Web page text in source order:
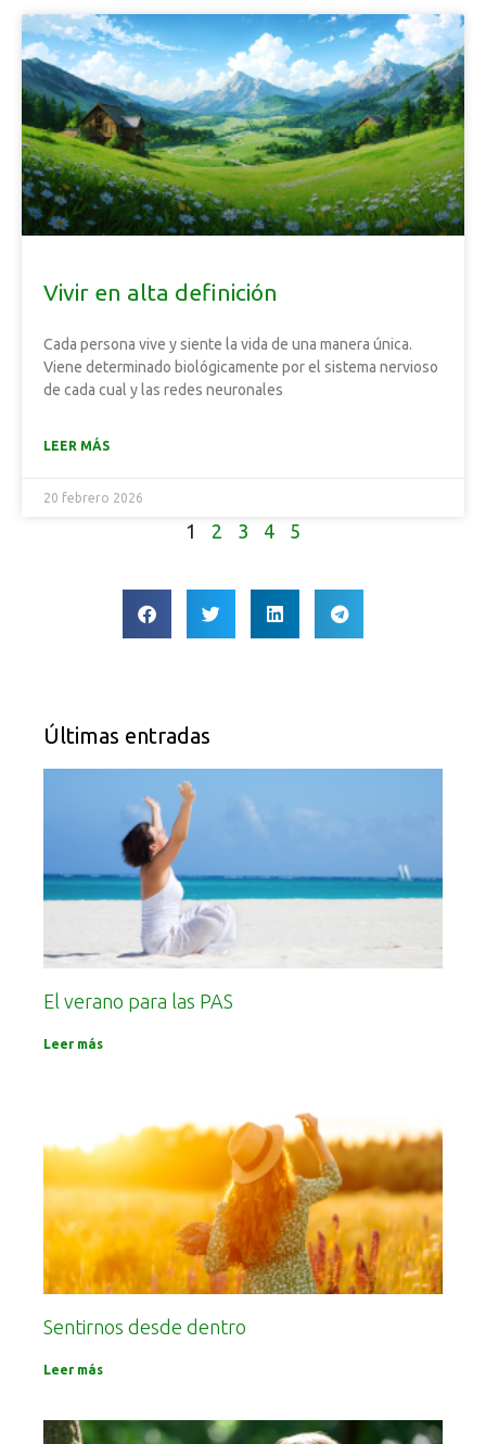
Vivir en alta definición
Cada persona vive y siente la vida de una manera única.
Viene determinado biológicamente por el sistema nervioso
de cada cual y las redes neuronales
LEER MÁS
20 febrero 2026
1 2 3 4 5
Últimas entradas
El verano para las PAS
Leer más
Sentirnos desde dentro
Leer más